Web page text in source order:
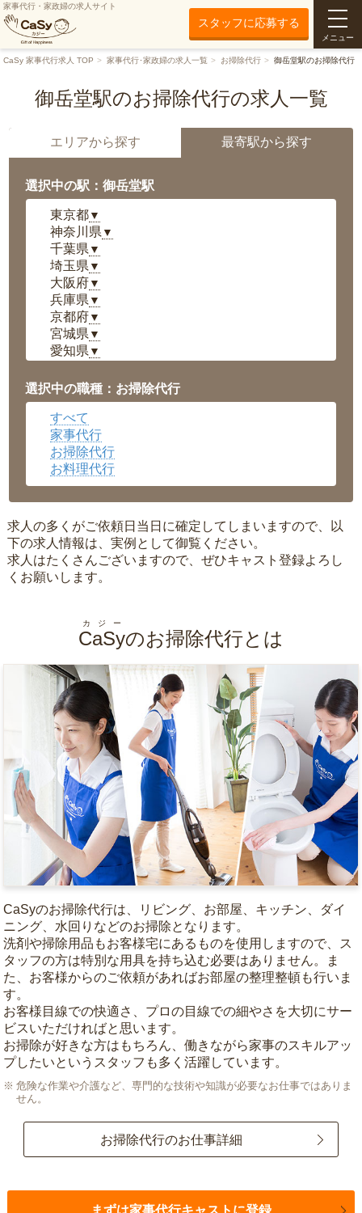
家事代行・家政婦の求人サイト
スタッフに応募する
メニュー
CaSy 家事代行求人 TOP 家事代行･家政婦の求人一覧 お掃除代行 御岳堂駅のお掃除代行
御岳堂駅のお掃除代行の求人一覧
エリアから探す 最寄駅から探す
選択中の駅：御岳堂駅
東京都▼
神奈川県 ▼
千葉県 ▼
埼玉県 ▼
大阪府▼
兵庫県 ▼
京都府▼
宮城県 ▼
愛知県 ▼
岡山県▼
広島県▼
沖縄県
選択中の職種：お掃除代行
すべて
家事代行
お掃除代行
お料理代行
求人の多くがご依頼日当日に確定してしまいますので、以
下の求人情報は、実例として御覧ください。
求人はたくさんございますので、ぜひキャスト登録よろし
くお願いします。
CaSy
カジー
のお掃除代行とは
CaSyのお掃除代行は、リビング、お部屋、キッチン、ダイ
ニング、水回りなどのお掃除となります。
洗剤や掃除用品もお客様宅にあるものを使用しますので、ス
タッフの方は特別な用具を持ち込む必要はありません。ま
た、お客様からのご依頼があればお部屋の整理整頓も行いま
す。
お客様目線での快適さ、プロの目線での細やさを大切にサー
ビスいただければと思います。
お掃除が好きな方はもちろん、働きながら家事のスキルアッ
プしたいというスタッフも多く活躍しています。
危険な作業や介護など、専門的な技術や知識が必要なお仕事ではありま
せん。
お掃除代行のお仕事詳細